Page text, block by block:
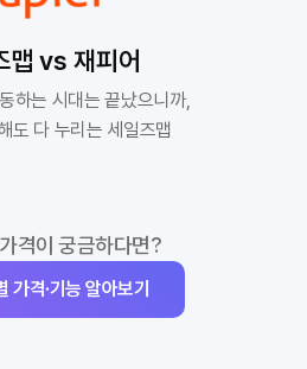
맵 vs 재피어
하는 시대는 끝났으니까,
도 다 누리는 세일즈맵
격이 궁금하다면?
가격·기능 알아보기